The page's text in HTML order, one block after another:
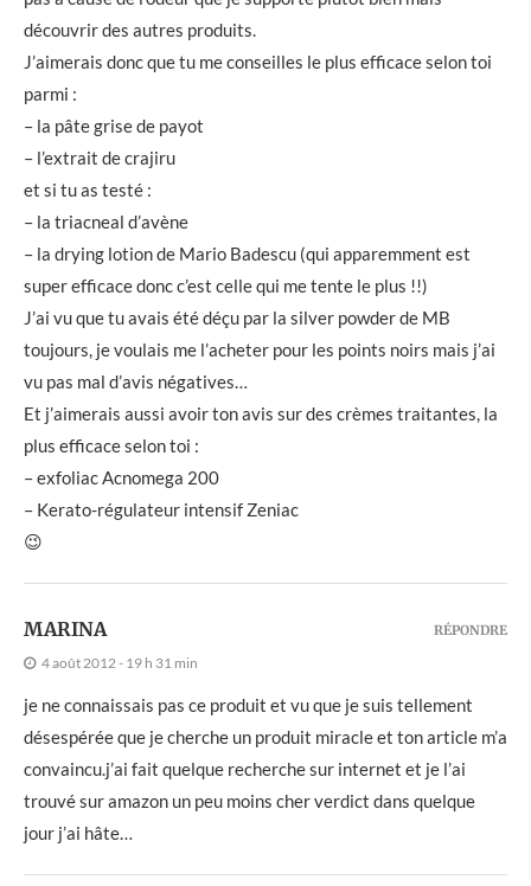
découvrir des autres produits.
J’aimerais donc que tu me conseilles le plus efficace selon toi
parmi :
– la pâte grise de payot
– l’extrait de crajiru
et si tu as testé :
– la triacneal d’avène
– la drying lotion de Mario Badescu (qui apparemment est
super efficace donc c’est celle qui me tente le plus !!)
J’ai vu que tu avais été déçu par la silver powder de MB
toujours, je voulais me l’acheter pour les points noirs mais j’ai
vu pas mal d’avis négatives…
Et j’aimerais aussi avoir ton avis sur des crèmes traitantes, la
plus efficace selon toi :
– exfoliac Acnomega 200
– Kerato-régulateur intensif Zeniac
😉
MARINA
4 août 2012 - 19 h 31 min
je ne connaissais pas ce produit et vu que je suis tellement
désespérée que je cherche un produit miracle et ton article m’a
convaincu.j’ai fait quelque recherche sur internet et je l’ai
trouvé sur amazon un peu moins cher verdict dans quelque
jour j’ai hâte…
RÉPONDRE